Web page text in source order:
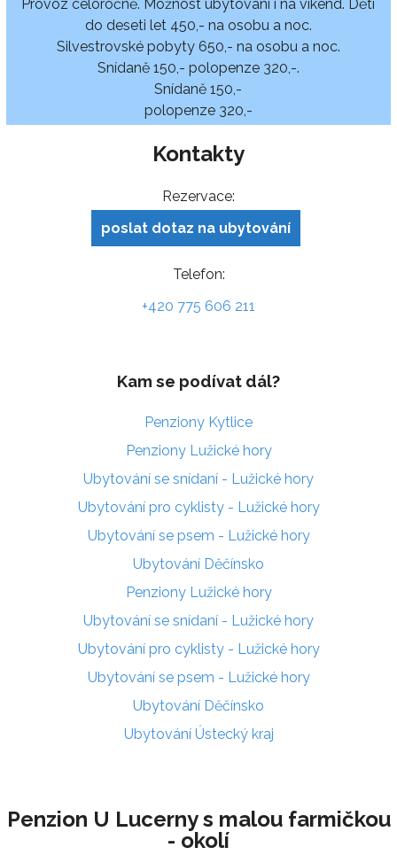
Provoz celoročně. Možnost ubytování i na víkend. Děti
do deseti let 450,- na osobu a noc.
Silvestrovské pobyty 650,- na osobu a noc.
Snídaně 150,- polopenze 320,-.
Snídaně 150,-
polopenze 320,-
Kontakty
Rezervace:
poslat dotaz na ubytování
Telefon:
+420 775 606 211
Kam se podívat dál?
Penziony Kytlice
Penziony Lužické hory
Ubytování se snídaní - Lužické hory
Ubytování pro cyklisty - Lužické hory
Ubytování se psem - Lužické hory
Ubytování Děčínsko
Penziony Lužické hory
Ubytování se snídaní - Lužické hory
Ubytování pro cyklisty - Lužické hory
Ubytování se psem - Lužické hory
Ubytování Děčínsko
Ubytování Ústecký kraj
Penzion U Lucerny s malou farmičkou
- okolí